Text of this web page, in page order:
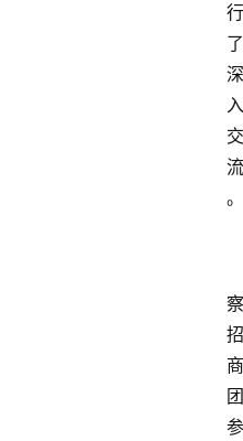
行
了
深
入
交
流
。
察
招
商
团
参